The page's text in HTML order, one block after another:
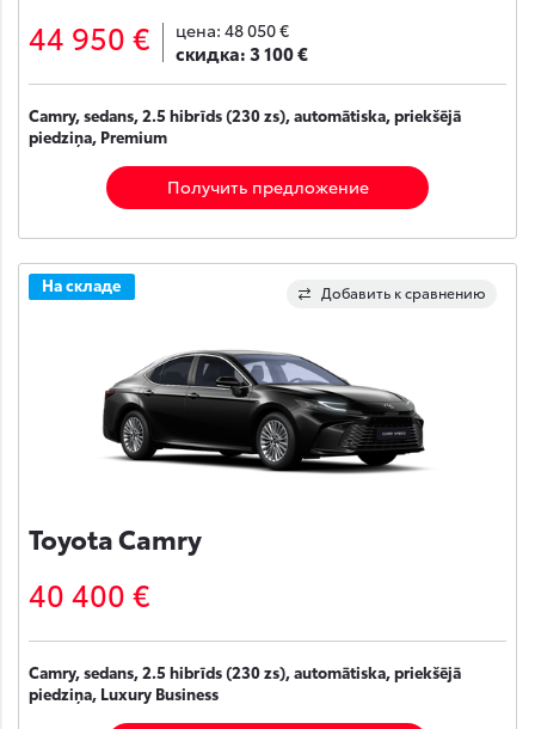
44 950 € цена: 48 050 €
скидка:3 100 €
Camry, sedans, 2.5 hibrīds (230 zs), automātiska, priekšējā
piedziņa, Premium
Получить предложение
Добавить к сравнению
На складе
Toyota Camry
40 400 €
Camry, sedans, 2.5 hibrīds (230 zs), automātiska, priekšējā
piedziņa, Luxury Business